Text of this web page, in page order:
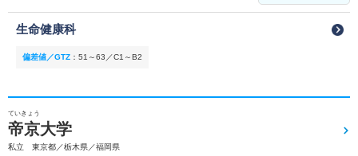
生命健康科
偏差値／GTZ ： 51～63／C1～B2
ていきょう
帝京大学
私立 東京都／栃木県／福岡県